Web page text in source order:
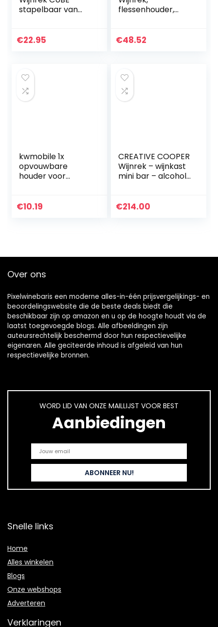
stapelbaar van
neer te zetten, te
€22.95
flessenhouder,
aan de muur, van
€48.52
kwmobile 1x
opvouwbare
houder voor
voorraadkast –
€10.19
CREATIVE COOPER
Wijnrek – wijnkast
mini bar – alcohol
wijnbaar – barkast
€214.00
Over ons
Pixelwinebaris een moderne alles-in-één prijsvergelijkings- en
beoordelingswebsite die de beste deals biedt die
beschikbaar zijn op amazon en u op de hoogte houdt via de
laatst toegevoegde blogs. Alle afbeeldingen zijn
auteursrechtelijk beschermd door hun respectievelijke
eigenaren. Alle geciteerde inhoud is afgeleid van hun
respectievelijke bronnen.
WORD LID VAN ONZE MAILLIJST VOOR BEST
Aanbiedingen
Snelle links
Home
Alles winkelen
Blogs
Onze webshops
Adverteren
Verklaringen